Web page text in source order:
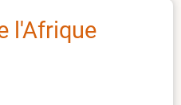
l'Afrique